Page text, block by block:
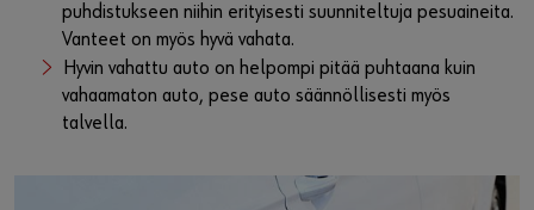
puhdistukseen niihin erityisesti suunniteltuja pesuaineita.
Vanteet on myös hyvä vahata.
Hyvin vahattu auto on helpompi pitää puhtaana kuin
vahaamaton auto, pese auto säännöllisesti myös
talvella.